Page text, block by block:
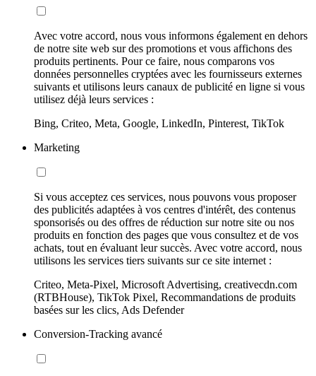
Avec votre accord, nous vous informons également en dehors
de notre site web sur des promotions et vous affichons des
produits pertinents. Pour ce faire, nous comparons vos
données personnelles cryptées avec les fournisseurs externes
suivants et utilisons leurs canaux de publicité en ligne si vous
utilisez déjà leurs services :
Bing, Criteo, Meta, Google, LinkedIn, Pinterest, TikTok
Marketing
Si vous acceptez ces services, nous pouvons vous proposer
des publicités adaptées à vos centres d'intérêt, des contenus
sponsorisés ou des offres de réduction sur notre site ou nos
produits en fonction des pages que vous consultez et de vos
achats, tout en évaluant leur succès. Avec votre accord, nous
utilisons les services tiers suivants sur ce site internet :
Criteo, Meta-Pixel, Microsoft Advertising, creativecdn.com
(RTBHouse), TikTok Pixel, Recommandations de produits
basées sur les clics, Ads Defender
Conversion-Tracking avancé